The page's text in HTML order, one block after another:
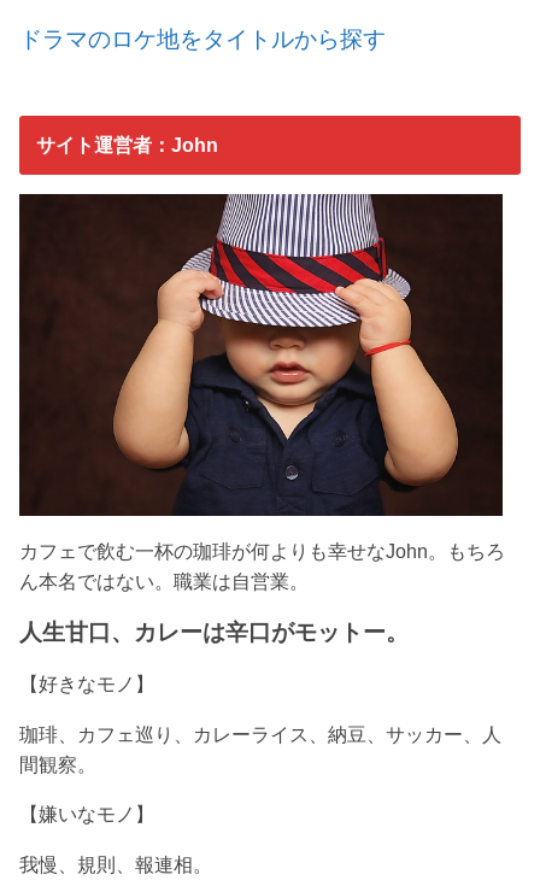
ドラマのロケ地をタイトルから探す
サイト運営者：John
カフェで飲む一杯の珈琲が何よりも幸せなJohn。もちろ
ん本名ではない。職業は自営業。
人生甘口、カレーは辛口がモットー。
【好きなモノ】
珈琲、カフェ巡り、カレーライス、納豆、サッカー、人
間観察。
【嫌いなモノ】
我慢、規則、報連相。